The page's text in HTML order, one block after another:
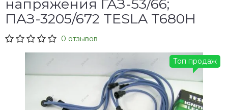
напряжения ГАЗ-53/66;
ПАЗ-3205/672 TESLA T680H
0 отзывов
Топ продаж